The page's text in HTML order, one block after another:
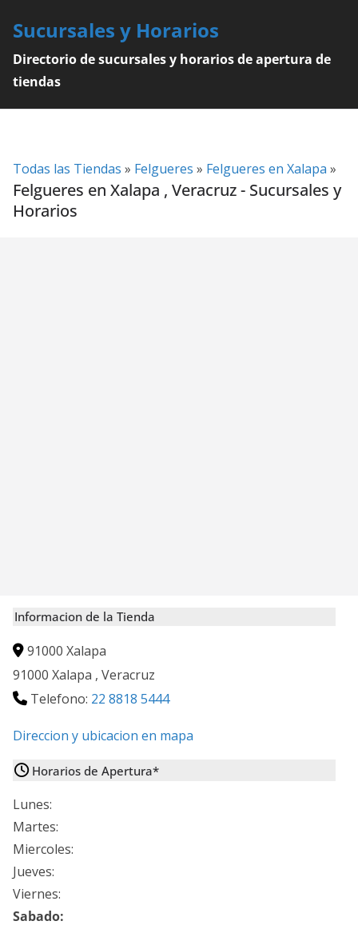
content
Sucursales y Horarios
Directorio de sucursales y horarios de apertura de
tiendas
Todas las Tiendas » Felgueres » Felgueres en Xalapa »
Felgueres en Xalapa , Veracruz - Sucursales y
Horarios
Informacion de la Tienda
91000 Xalapa
91000 Xalapa , Veracruz
Telefono: 22 8818 5444
Direccion y ubicacion en mapa
Horarios de Apertura*
Lunes:
Martes:
Miercoles:
Jueves:
Viernes:
Sabado: